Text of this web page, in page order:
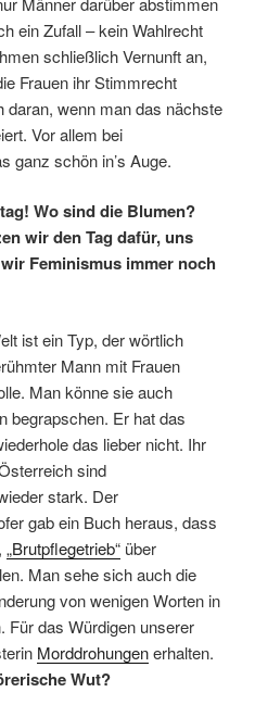
ein Zufall – kein Wahlrecht
schließlich Vernunft an,
Frauen ihr Stimmrecht
daran, wenn man das nächste
Vor allem bei
ganz schön in’s Auge.
Wo sind die Blumen?
wir den Tag dafür, uns
Feminismus immer noch
ist ein Typ, der wörtlich
Mann mit Frauen
Man könne sie auch
begrapschen. Er hat das
das lieber nicht. Ihr
sind
stark. Der
gab ein Buch heraus, dass
„Brutpflegetrieb“ über
Man sehe sich auch die
von wenigen Worten in
Für das Würdigen unserer
Morddrohungenerhalten.
Wut?